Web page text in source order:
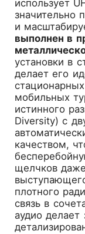
использует
значительно
и
выполнен в
установки в
делает его
мобильных
истинного
Diversity) с
качеством,
щелчков
плотного
связь в
аудио делает